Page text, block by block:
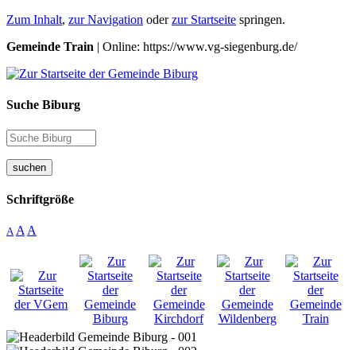
Zum Inhalt, zur Navigation oderzur Startseite springen.
Gemeinde Train | Online: https://www.vg-siegenburg.de/
Suche Biburg
suchen
Schriftgröße
A A A